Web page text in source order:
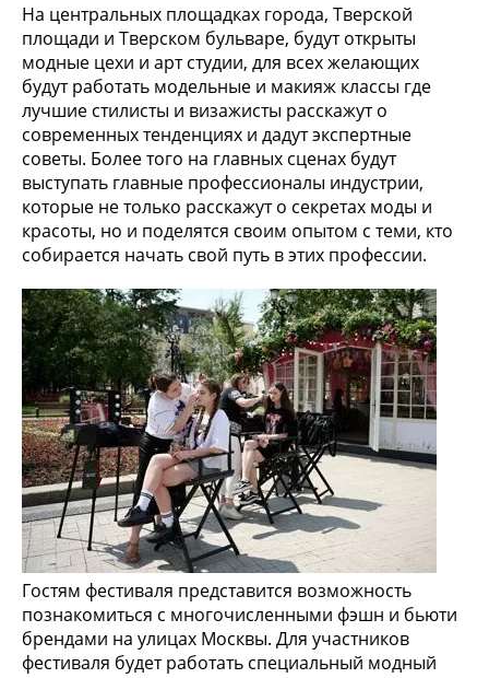
На центральных площадках города, Тверской
площади и Тверском бульваре, будут открыты
модные цехи и арт студии, для всех желающих
будут работать модельные и макияж классы где
лучшие стилисты и визажисты расскажут о
современных тенденциях и дадут экспертные
советы. Более того на главных сценах будут
выступать главные профессионалы индустрии,
которые не только расскажут о секретах моды и
красоты, но и поделятся своим опытом с теми, кто
собирается начать свой путь в этих профессии.
Гостям фестиваля представится возможность
познакомиться с многочисленными фэшн и бьюти
брендами на улицах Москвы. Для участников
фестиваля будет работать специальный модный